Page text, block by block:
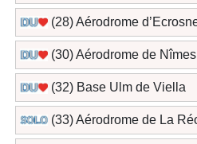
(28) Aérodrome
(30) Aérodrome de
(32) Base Ulm de Viella
(33) Aérodrome de La